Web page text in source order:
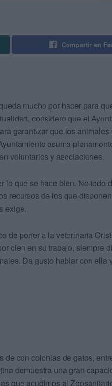
Compartir en
mucho por hacer para
considero que el
garantizar que los
asuma
voluntarios y asociaciones.
lo que se hace bien. No todo
recursos de los que
exige.
de poner a la veterinaria
cien en su trabajo, siempre
Da gusto hablar con ella
de con colonias de gatos,
demuestra una gran
que acudimos al